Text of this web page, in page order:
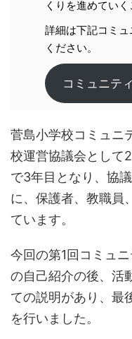
くりを進めていく
詳細は下記コミ
ください。
コミュニテ
菅島小学校コミュニ
校運営協議会として
で3年目となり、協
に、保護者、教職員
ています。
今回の第1回コミュ
の自己紹介の後、活
ての説明があり、最
を行いました。